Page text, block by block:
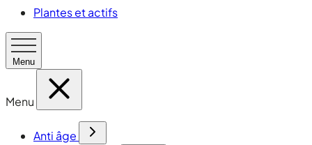
Plantes et actifs
Menu
Menu
Anti âge